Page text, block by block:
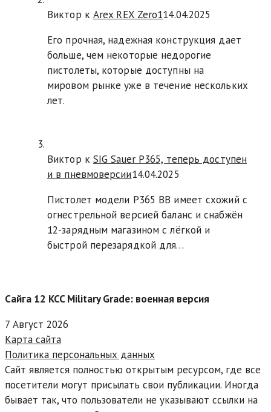
Виктор к Arex REX Zero114.04.2025
Его прочная, надежная конструкция дает
больше, чем некоторые недорогие
пистолеты, которые доступны на
мировом рынке уже в течение нескольких
лет.
Виктор к SIG Sauer P365, теперь доступен
и в пневмоверсии14.04.2025
Пистолет модели P365 BB имеет схожий с
огнестрельной версией баланс и снабжён
12-зарядным магазином с лёгкой и
быстрой перезарядкой для…
Сайга 12 KCC Military Grade: военная версия
7 Август 2026
Карта сайта
Политика персональных данных
Сайт является полностью открытым ресурсом, где все
посетители могут присылать свои публикации. Иногда
бывает так, что пользователи не указывают ссылки на